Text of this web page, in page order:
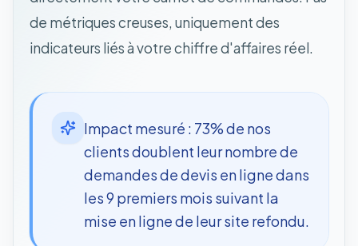
de métriques creuses, uniquement des
indicateurs liés à votre chiffre d'affaires réel.
Impact mesuré : 73% de nos
clients doublent leur nombre de
demandes de devis en ligne dans
les 9 premiers mois suivant la
mise en ligne de leur site refondu.